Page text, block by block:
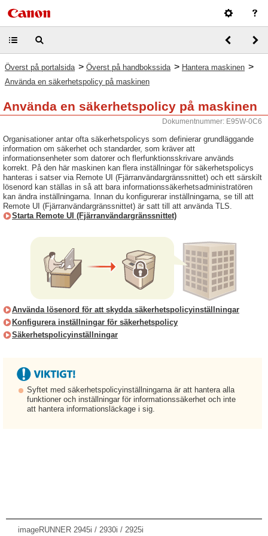
Överst på portalsida > Överst på handbokssida > Hantera maskinen >
Använda en säkerhetspolicy på maskinen
Använda en säkerhetspolicy på maskinen
Dokumentnummer: E95W-0C6
Organisationer antar ofta säkerhetspolicys som definierar grundläggande
information om säkerhet och standarder, som kräver att
informationsenheter som datorer och flerfunktionsskrivare används
korrekt. På den här maskinen kan flera inställningar för säkerhetspolicys
hanteras i satser via Remote UI (Fjärranvändargränssnittet) och ett särskilt
lösenord kan ställas in så att bara informationssäkerhetsadministratören
kan ändra inställningarna. Innan du konfigurerar inställningarna, se till att
Remote UI (Fjärranvändargränssnittet) är satt till att använda TLS.
Starta Remote UI (Fjärranvändargränssnittet)
Använda lösenord för att skydda säkerhetspolicyinställningar
Konfigurera inställningar för säkerhetspolicy
Säkerhetspolicyinställningar
Syftet med säkerhetspolicyinställningarna är att hantera alla
funktioner och inställningar för informationssäkerhet och inte
att hantera informationsläckage i sig.
imageRUNNER 2945i / 2930i / 2925i